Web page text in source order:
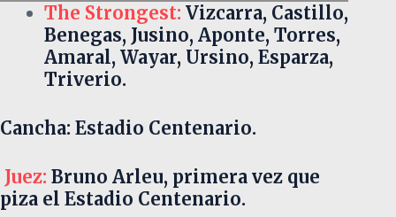
The Strongest: Vizcarra, Castillo,
Benegas, Jusino, Aponte, Torres,
Amaral, Wayar, Ursino, Esparza,
Triverio.
Cancha: Estadio Centenario.
Juez: Bruno Arleu, primera vez que
piza el Estadio Centenario.